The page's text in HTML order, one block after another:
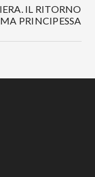
IL RITORNO
PRINCIPESSA